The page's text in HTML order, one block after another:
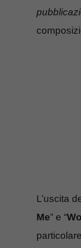
L’uscita
Me” e “